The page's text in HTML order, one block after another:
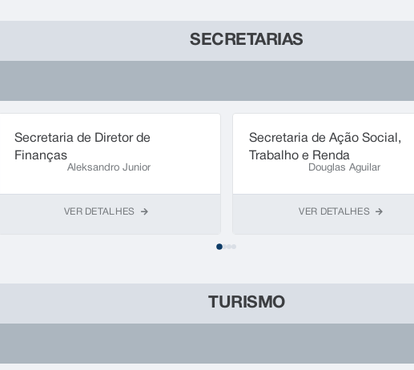
SECRETARIAS
Secretaria de Diretor de
Finanças
Aleksandro Junior
VER DETALHES
Secretaria de Ação Social,
Trabalho e Renda
Douglas Aguilar
VER DETALHES
TURISMO